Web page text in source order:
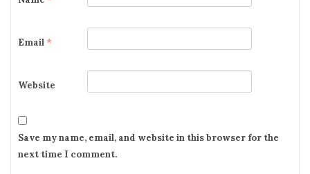
Email *
Website
Save my name, email, and website in this browser for the
next time I comment.